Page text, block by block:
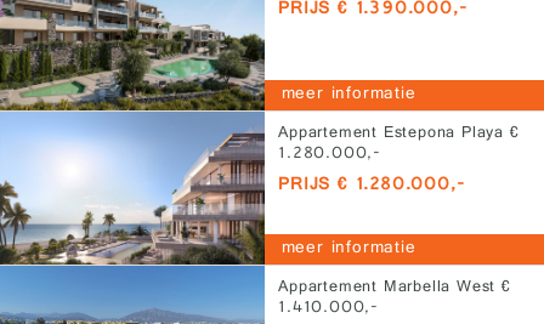
PRIJS € 1.390.000,-
meer informatie
Appartement Estepona Playa €
1.280.000,-
PRIJS € 1.280.000,-
meer informatie
Appartement Marbella West €
1.410.000,-